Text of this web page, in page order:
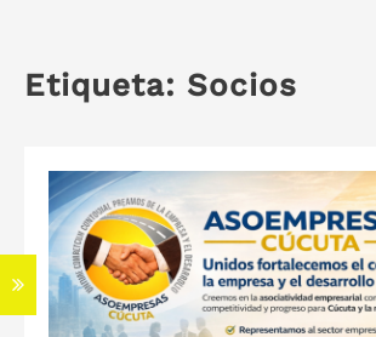
Etiqueta: Socios